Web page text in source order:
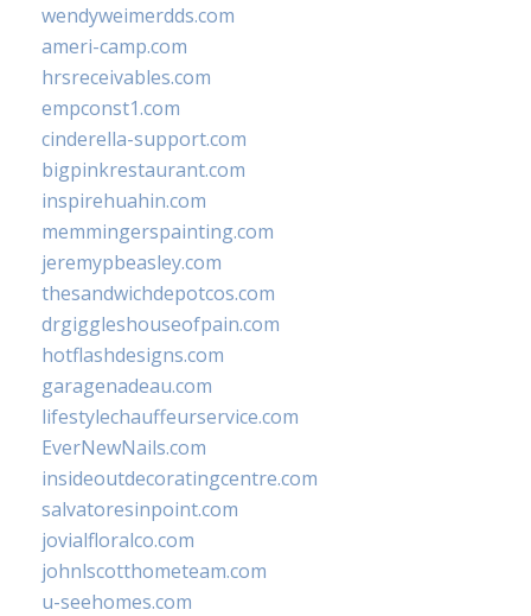
wendyweimerdds.com
ameri-camp.com
hrsreceivables.com
empconst1.com
cinderella-support.com
bigpinkrestaurant.com
inspirehuahin.com
memmingerspainting.com
jeremypbeasley.com
thesandwichdepotcos.com
drgiggleshouseofpain.com
hotflashdesigns.com
garagenadeau.com
lifestylechauffeurservice.com
EverNewNails.com
insideoutdecoratingcentre.com
salvatoresinpoint.com
jovialfloralco.com
johnlscotthometeam.com
u-seehomes.com